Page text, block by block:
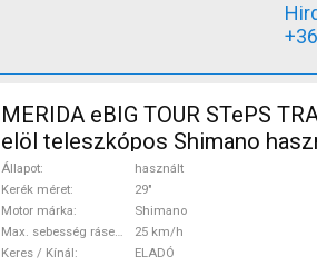
MERIDA eBIG TOUR STePS
elöl teleszkópos Shimano
Állapot
használt
Kerék méret
29"
Motor márka
Shimano
Max. sebesség rásegítéssel
25 km/h
Keres / Kínál
ELADÓ